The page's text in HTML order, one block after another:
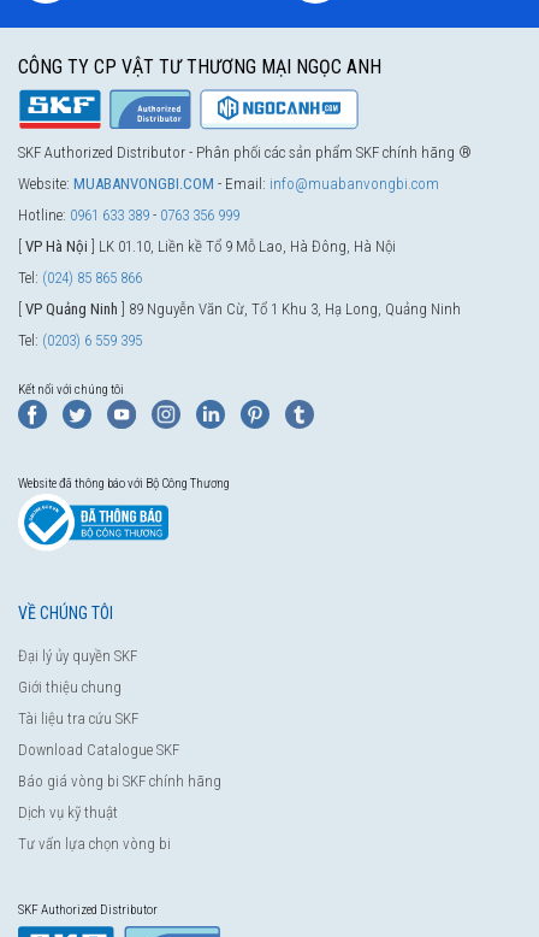
CÔNG TY CP VẬT TƯ THƯƠNG MẠI NGỌC ANH
SKF Authorized Distributor - Phân phối các sản phẩm SKF chính hãng ®
Website: MUABANVONGBI.COM - Email: info@muabanvongbi.com
Hotline: 0961 633 389 - 0763 356 999
VP Hà Nội ] LK 01.10, Liền kề Tổ 9 Mỗ Lao, Hà Đông, Hà Nội
Tel: (024) 85 865 866
VP Quảng Ninh ] 89 Nguyễn Văn Cừ, Tổ 1 Khu 3, Hạ Long, Quảng Ninh
Tel: (0203) 6 559 395
Kết nối với chúng tôi
Website đã thông báo với Bộ Công Thương
VỀ CHÚNG TÔI
Đại lý ủy quyền SKF
Giới thiệu chung
Tài liệu tra cứu SKF
Download Catalogue SKF
Báo giá vòng bi SKF chính hãng
Dịch vụ kỹ thuật
Tư vấn lựa chọn vòng bi
SKF Authorized Distributor